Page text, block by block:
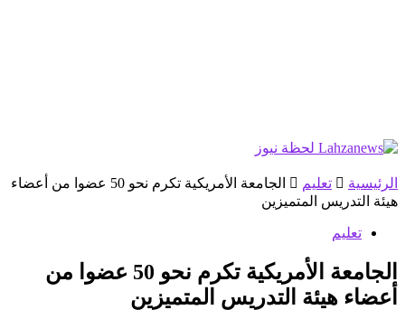
الرئيسية تعليم
الجامعة الأمريكية تكرم نحو 50 عضوا من أعضاء
هيئة التدريس المتميزين
تعليم
الجامعة الأمريكية تكرم نحو 50 عضوا من
أعضاء هيئة التدريس المتميزين